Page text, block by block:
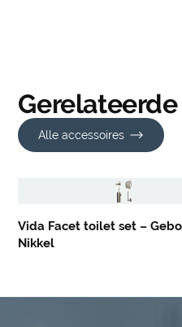
Alle accessoires
Vida Facet toilet set –
Nikkel